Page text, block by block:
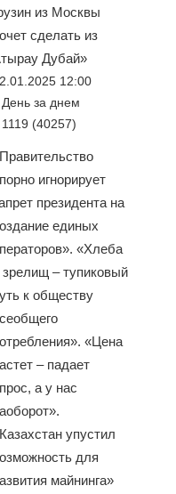
из Москвы
сделать из
Дубай»
12:00
День за днем
1119 (40257)
игнорирует
президента на
единых
«Хлеба
зрелищ – тупиковый
к обществу
«Цена
– падает
а у нас
упустил
для
майнинга»